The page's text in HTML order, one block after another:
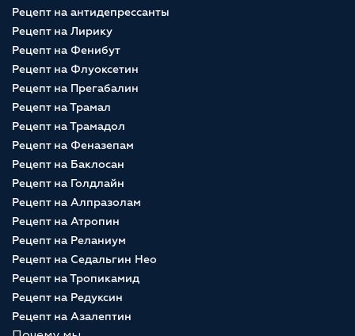
Рецепт на антидепрессанты
Рецепт на Лирику
Рецепт на Фенибут
Рецепт на Флуоксетин
Рецепт на Прегабалин
Рецепт на Трамал
Рецепт на Трамадол
Рецепт на Феназепам
Рецепт на Баклосан
Рецепт на Голдлайн
Рецепт на Алпразолам
Рецепт на Атропин
Рецепт на Реланиум
Рецепт на Седальгин Нео
Рецепт на Тропикамид
Рецепт на Редуксин
Рецепт на Азалептин